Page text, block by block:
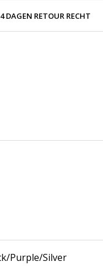
DAGEN RETOUR RECHT
Purple/Silver